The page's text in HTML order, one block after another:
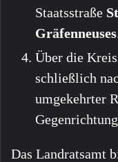
Staatsstraße
Gräfenneuses
Über die
schließlich
umgekehrter
Das Landratsamt